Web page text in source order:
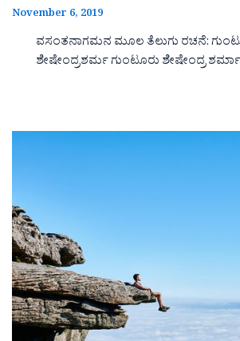
November 6, 2019
ವಸಂತನಾಗಮನ ಮೂಲ ತೆಲುಗು ರಚನೆ:
ಶೇಷೇಂದ್ರಶರ್ಮ ಗುಂಟೂರು ಶೇಷೇಂದ್ರ